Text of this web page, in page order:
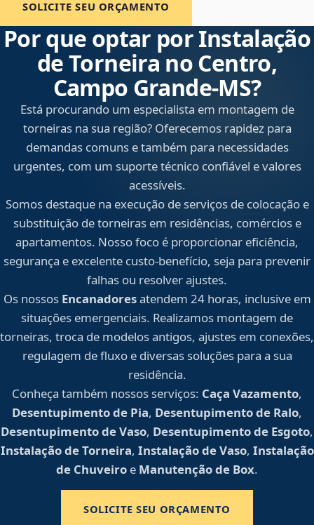
SOLICITE SEU ORÇAMENTO
Por que optar por Instalação
de Torneira no Centro,
Campo Grande‑MS?
Está procurando um especialista em montagem de
torneiras na sua região? Oferecemos rapidez para
demandas comuns e também para necessidades
urgentes, com um suporte técnico confiável e valores
acessíveis.
Somos destaque na execução de serviços de colocação e
substituição de torneiras em residências, comércios e
apartamentos. Nosso foco é proporcionar eficiência,
segurança e excelente custo-benefício, seja para prevenir
falhas ou resolver ajustes.
Os nossos Encanadoresatendem 24 horas, inclusive em
situações emergenciais. Realizamos montagem de
torneiras, troca de modelos antigos, ajustes em conexões,
regulagem de fluxo e diversas soluções para a sua
residência.
Conheça também nossos serviços: Caça Vazamento,
Desentupimento de Pia, Desentupimento de Ralo,
Desentupimento de Vaso, Desentupimento de Esgoto,
Instalação de Torneira, Instalação de Vaso, Instalação
de Chuveiro e Manutenção de Box.
SOLICITE SEU ORÇAMENTO